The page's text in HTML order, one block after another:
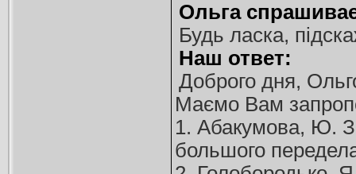
Ольга
Будь ласка,
Наш ответ:
Доброго дня,
Маємо Вам
1. Абакумова, Ю.
большого